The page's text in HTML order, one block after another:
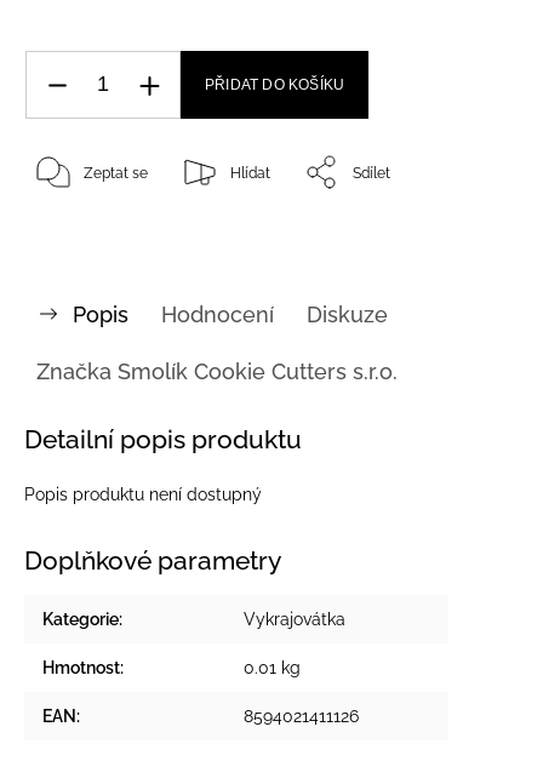
PŘIDAT DO KOŠÍKU
Zeptat se Hlídat Sdílet
Popis Hodnocení Diskuze
Značka Smolík Cookie Cutters s.r.o.
Detailní popis produktu
Popis produktu není dostupný
Doplňkové parametry
Kategorie: Vykrajovátka
Hmotnost: 0.01 kg
EAN: 8594021411126